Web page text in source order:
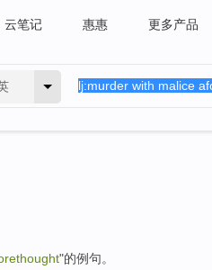
云笔记 惠惠 更多产品
"的例句。